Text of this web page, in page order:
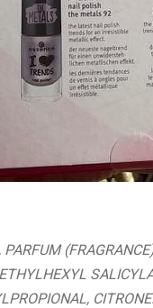
PARFUM